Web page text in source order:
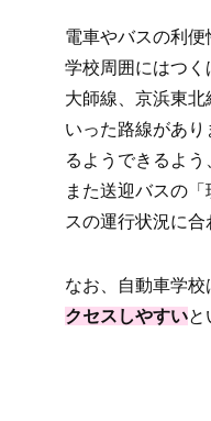
電車やバスの利便
学校周囲にはつ
大師線、京浜東
いった路線があ
るようできるよう
また送迎バスの
スの運行状況に合
なお、自動車学校
クセスしやすいと